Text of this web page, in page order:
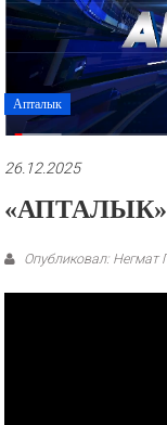
рекламные
ролики
презентации.
Апталык
26.12.2025
«АПТАЛЫК»
Опубликовал: Негмат